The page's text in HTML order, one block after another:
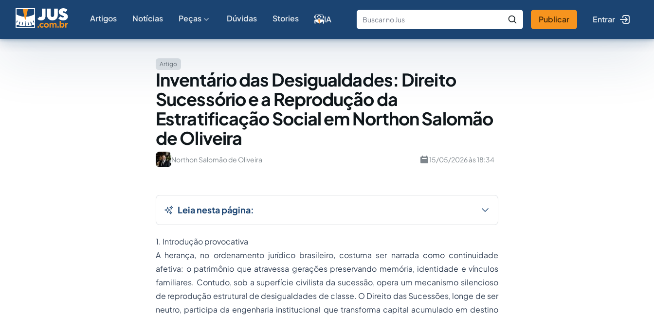
Artigos Notícias Peças Dúvidas Stories IA
Fale com a IA Buscar no Jus
Publicar Entrar
Artigo
Inventário das Desigualdades: Direito
Sucessório e a Reprodução da
Estratificação Social em Northon Salomão
de Oliveira
Northon Salomão de Oliveira 15/05/2026 às 18:34
Leia nesta página:
1. Introdução provocativa
A herança, no ordenamento jurídico brasileiro, costuma ser narrada como continuidade
afetiva: o patrimônio que atravessa gerações preservando memória, identidade e vínculos
familiares. Contudo, sob a superfície civilista da sucessão, opera um mecanismo silencioso
de reprodução estrutural de desigualdades de classe. O Direito das Sucessões, longe de ser
neutro, participa da engenharia institucional que transforma capital acumulado em destino